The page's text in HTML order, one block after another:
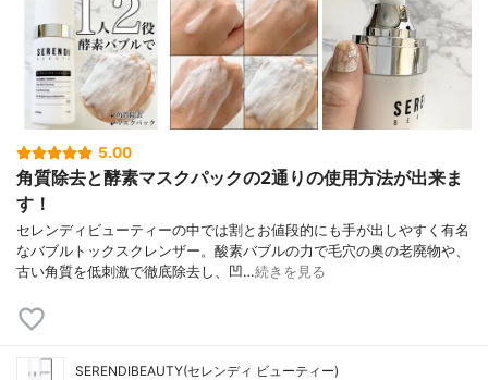
5.00
角質除去と酵素マスクパックの2通りの使用方法が出来ま
す！
セレンディビューティーの中では割とお値段的にも手が出しやすく有名
なバブルトックスクレンザー。酸素バブルの力で毛穴の奥の老廃物や、
古い角質を低刺激で徹底除去し、凹…続きを見る
SERENDIBEAUTY(セレンディ ビューティー)